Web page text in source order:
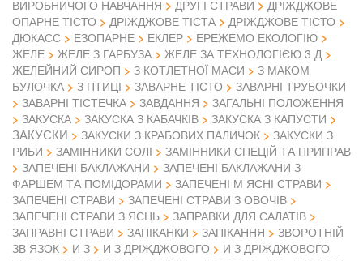
ВИРОБНИЧОГО НАВЧАННЯ
ДРУГІ СТРАВИ
ДРІЖДЖОВЕ
ОПАРНЕ ТІСТО
ДРІЖДЖОВЕ ТІСТА
ДРІЖДЖОВЕ ТІСТО
ДЮКАСС
ЕЗОПАРНЕ ЕКЛЕР
ЕРЕЖЕМО ЕКОЛОГІЮ
ЖЕЛЕ
ЖЕЛЕ З ГАРБУЗА
ЖЕЛЕ ЗА ТЕХНОЛОГІЄЮ 3 Д
ЖЕЛЕЙНИЙ СИРОП
З КОТЛЕТНОЇ МАСИ
З МАКОМ
БУЛОЧКА
З ПТИЦІ ЗАВАРНЕ ТІСТО
ЗАВАРНІ ТРУБОЧКИ
ЗАВАРНІ ТІСТЕЧКА
ЗАВДАННЯ
ЗАГАЛЬНІ ПОЛОЖЕННЯ
ЗАКУСКА
ЗАКУСКА З КАБАЧКІВ ЗАКУСКА З КАПУСТИ
ЗАКУСКИ ЗАКУСКИ З КРАБОВИХ ПАЛИЧОК
ЗАКУСКИ З
РИБИ
ЗАМІННИКИ СОЛІ
ЗАМІННИКИ СПЕЦІЙ ТА ПРИПРАВ
ЗАПЕЧЕНІ БАКЛАЖАНИ
ЗАПЕЧЕНІ БАКЛАЖАНИ З
ФАРШЕМ ТА ПОМІДОРАМИ
ЗАПЕЧЕНІ М ЯСНІ СТРАВИ
ЗАПЕЧЕНІ СТРАВИ
ЗАПЕЧЕНІ СТРАВИ З ОВОЧІВ
ЗАПЕЧЕНІ СТРАВИ З ЯЄЦЬ
ЗАПРАВКИ ДЛЯ САЛАТІВ
ЗАПРАВНІ СТРАВИ
ЗАПІКАНКИ ЗАПІКАННЯ
ЗВОРОТНІЙ
ЗВ ЯЗОК
И З И З ДРІЖДЖОВОГО
И З ДРІЖДЖОВОГО